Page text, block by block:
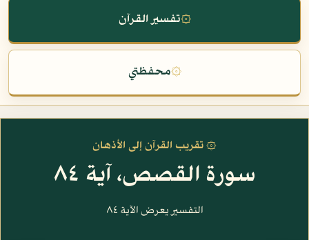
۞تفسير القرآن
۞محفظتي
۞ تقريب القرآن إلى الأذهان
سورة القصص، آية ٨٤
التفسير يعرض الآية ٨٤